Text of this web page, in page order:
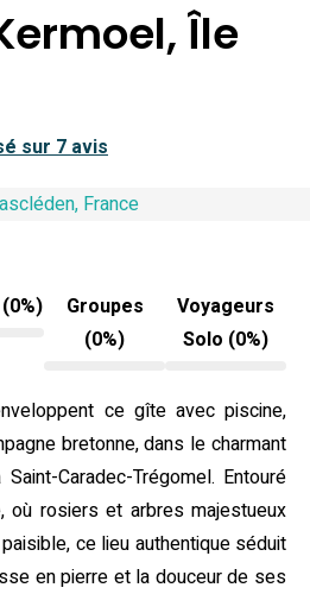
Île
sur 7 avis
France
Groupes
(0%)
Voyageurs
Solo (0%)
ce gîte avec piscine,
bretonne, dans le charmant
Caradec-Trégomel. Entouré
où rosiers et arbres majestueux
ce lieu authentique séduit
en pierre et la douceur de ses